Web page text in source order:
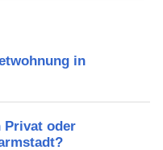
in
Privat oder